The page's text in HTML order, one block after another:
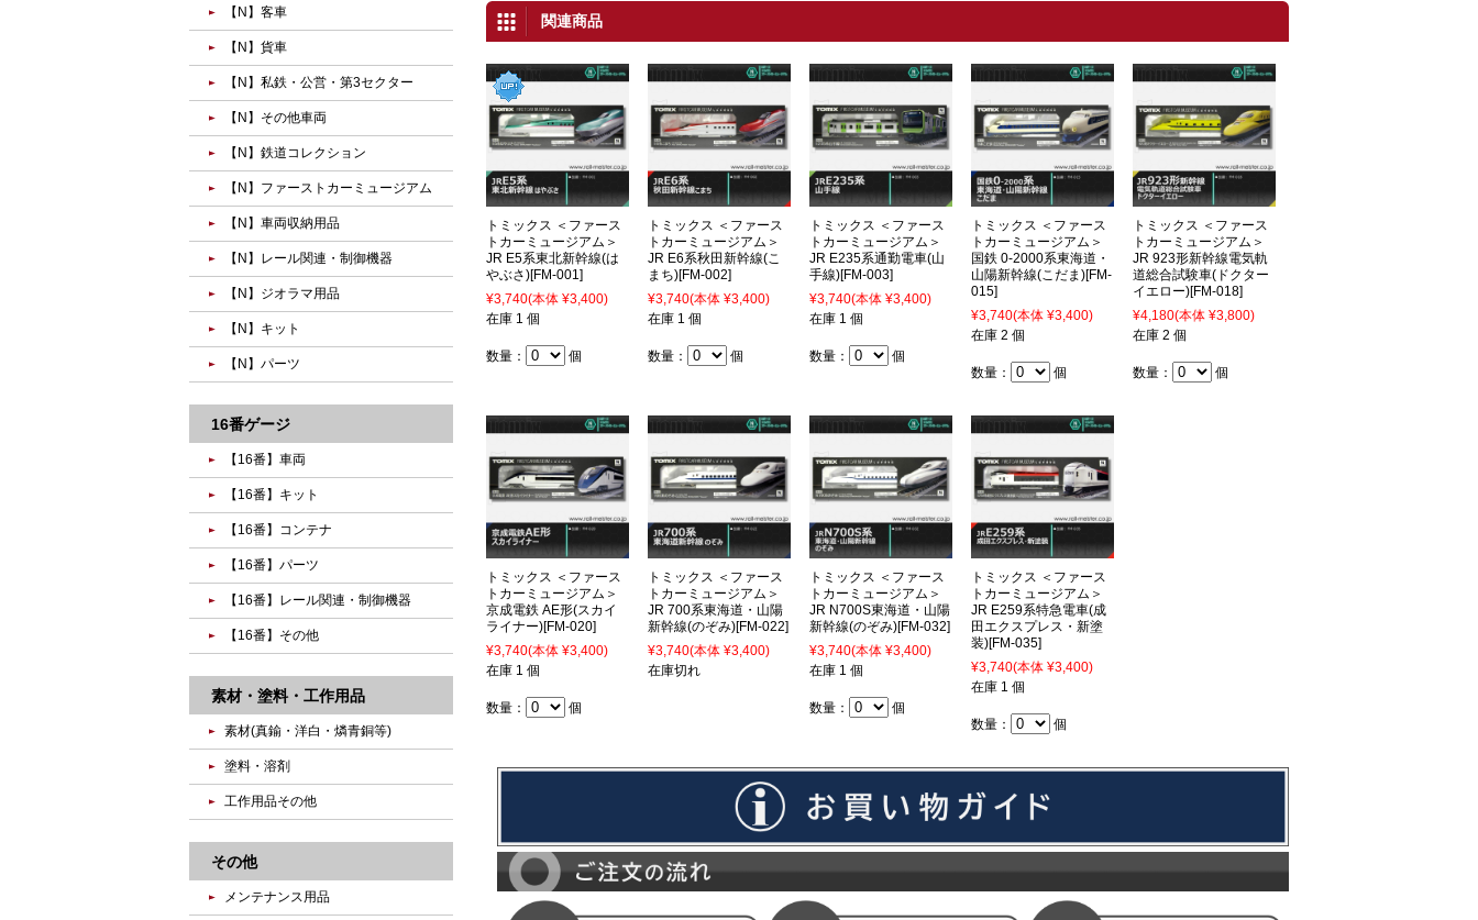
関連商品
トミックス ＜ファース
トカーミュージアム＞
JR E5系東北新幹線(は
やぶさ)[FM-001]
¥3,740(本体 ¥3,400)
在庫 1 個
数量： 個
トミックス ＜ファース
トカーミュージアム＞
JR E6系秋田新幹線(こ
まち)[FM-002]
¥3,740(本体 ¥3,400)
在庫 1 個
数量： 個
トミックス ＜ファース
トカーミュージアム＞
JR E235系通勤電車(山
手線)[FM-003]
¥3,740(本体 ¥3,400)
在庫 1 個
数量： 個
トミックス ＜ファース
トカーミュージアム＞
国鉄 0-2000系東海道・
山陽新幹線(こだま)[FM-
015]
¥3,740(本体 ¥3,400)
在庫 2 個
数量： 個
トミックス ＜ファース
トカーミュージアム＞
JR 923形新幹線電気軌
道総合試験車(ドクター
イエロー)[FM-018]
¥4,180(本体 ¥3,800)
在庫 2 個
数量： 個
トミックス ＜ファース
トカーミュージアム＞
京成電鉄 AE形(スカイ
ライナー)[FM-020]
¥3,740(本体 ¥3,400)
在庫 1 個
数量： 個
トミックス ＜ファース
トカーミュージアム＞
JR 700系東海道・山陽
新幹線(のぞみ)[FM-022]
¥3,740(本体 ¥3,400)
在庫切れ
トミックス ＜ファース
トカーミュージアム＞
JR N700S東海道・山陽
新幹線(のぞみ)[FM-032]
¥3,740(本体 ¥3,400)
在庫 1 個
数量： 個
トミックス ＜ファース
トカーミュージアム＞
JR E259系特急電車(成
田エクスプレス・新塗
装)[FM-035]
¥3,740(本体 ¥3,400)
在庫 1 個
数量： 個
【N】客車
【N】貨車
【N】私鉄・公営・第3セクター
【N】その他車両
【N】鉄道コレクション
【N】ファーストカーミュージアム
【N】車両収納用品
【N】レール関連・制御機器
【N】ジオラマ用品
【N】キット
【N】パーツ
16番ゲージ
【16番】車両
【16番】キット
【16番】コンテナ
【16番】パーツ
【16番】レール関連・制御機器
【16番】その他
素材・塗料・工作用品
素材(真鍮・洋白・燐青銅等)
塗料・溶剤
工作用品その他
その他
メンテナンス用品